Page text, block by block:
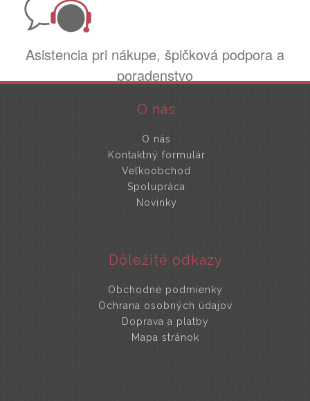
Asistencia pri nákupe, špičková podpora a
poradenstvo
O nás
O nás
Kontaktný formulár
Veľkoobchod
Spolupráca
Novinky
Dôležité odkazy
Obchodné podmienky
Ochrana osobných údajov
Doprava a platby
Mapa stránok